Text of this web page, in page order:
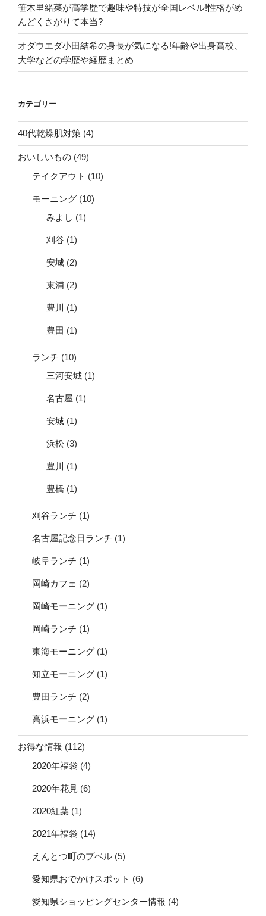
笹木里緒菜が高学歴で趣味や特技が全国レベル!性格がめ
んどくさがりて本当?
オダウエダ小田結希の身長が気になる!年齢や出身高校、
大学などの学歴や経歴まとめ
カテゴリー
40代乾燥肌対策 (4)
おいしいもの (49)
テイクアウト (10)
モーニング (10)
みよし (1)
刈谷 (1)
安城 (2)
東浦 (2)
豊川 (1)
豊田 (1)
ランチ (10)
三河安城 (1)
名古屋 (1)
安城 (1)
浜松 (3)
豊川 (1)
豊橋 (1)
刈谷ランチ (1)
名古屋記念日ランチ (1)
岐阜ランチ (1)
岡崎カフェ (2)
岡崎モーニング (1)
岡崎ランチ (1)
東海モーニング (1)
知立モーニング (1)
豊田ランチ (2)
高浜モーニング (1)
お得な情報 (112)
2020年福袋 (4)
2020年花見 (6)
2020紅葉 (1)
2021年福袋 (14)
えんとつ町のプペル (5)
愛知県おでかけスポット (6)
愛知県ショッピングセンター情報 (4)